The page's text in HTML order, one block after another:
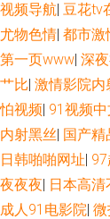
操逼网 先锋成人
机福利社91 午夜
产TS在线播放 欧
在线看 超碰97人
国产欧美二 国产
视频导航| 豆花tv
尤物色情| 都市激
第一页www| 深
艹比| 激情影院内
怕视频| 91视频
内射黑丝| 国产精
日韩啪啪网址|
夜夜夜| 日本高
成人91电影院| 微